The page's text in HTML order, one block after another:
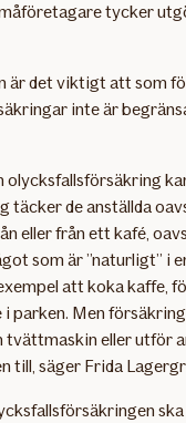
tycker
är det viktigt att som
inte är
olycksfallsförsäkring
täcker de anställda
eller från ett kafé,
som är ”naturligt” i
att koka kaffe,
parken. Men
tvättmaskin eller utför
till, säger Frida
ska